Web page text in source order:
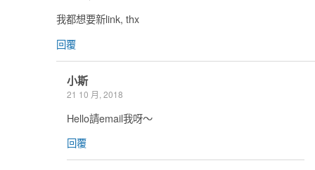
我都想要新link, thx
回覆
小斯
21 10 月, 2018
Hello請email我呀～
回覆